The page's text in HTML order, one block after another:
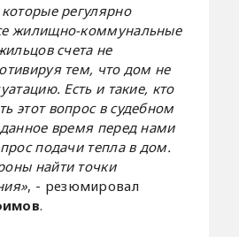
регулярно
жилищно-коммунальные
счета не
тем, что дом не
Есть и такие, кто
этот вопрос в судебном
время перед нами
подачи тепла в дом.
найти точки
, - резюмировал
.